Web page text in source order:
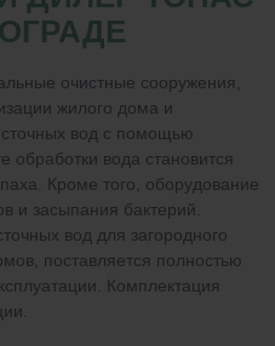
очистные сооружения,
жилого дома и
сточных вод с помощью
обработки вода становится
Кроме того, оборудование
и засыпания бактерий.
вод для загородного
поставляется полностью
Комплектация